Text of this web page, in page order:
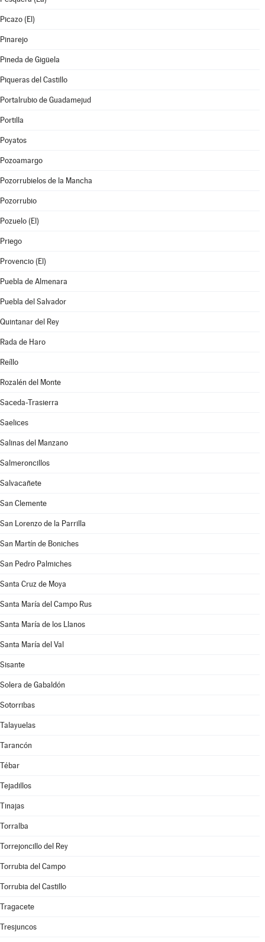
Picazo (El)
Pinarejo
Pineda de Gigüela
Piqueras del Castillo
Portalrubio de Guadamejud
Portilla
Poyatos
Pozoamargo
Pozorrubielos de la Mancha
Pozorrubio
Pozuelo (El)
Priego
Provencio (El)
Puebla de Almenara
Puebla del Salvador
Quintanar del Rey
Rada de Haro
Reíllo
Rozalén del Monte
Saceda-Trasierra
Saelices
Salinas del Manzano
Salmeroncillos
Salvacañete
San Clemente
San Lorenzo de la Parrilla
San Martín de Boniches
San Pedro Palmiches
Santa Cruz de Moya
Santa María del Campo Rus
Santa María de los Llanos
Santa María del Val
Sisante
Solera de Gabaldón
Sotorribas
Talayuelas
Tarancón
Tébar
Tejadillos
Tinajas
Torralba
Torrejoncillo del Rey
Torrubia del Campo
Torrubia del Castillo
Tragacete
Tresjuncos